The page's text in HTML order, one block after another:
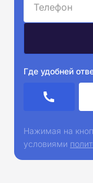
Где удобней
Нажимая на
условиями